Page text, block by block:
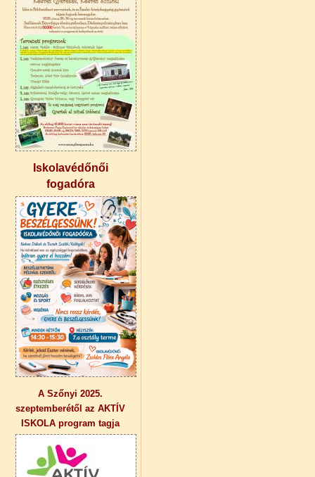
Iskolavédőnői
fogadóra
A Szőnyi 2025.
szeptemberétől az AKTÍV
ISKOLA program tagja